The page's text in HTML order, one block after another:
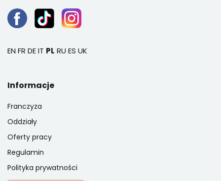
EN FR DEIT PL RU ES UK
Informacje
Franczyza
Oddziały
Oferty pracy
Regulamin
Polityka prywatności